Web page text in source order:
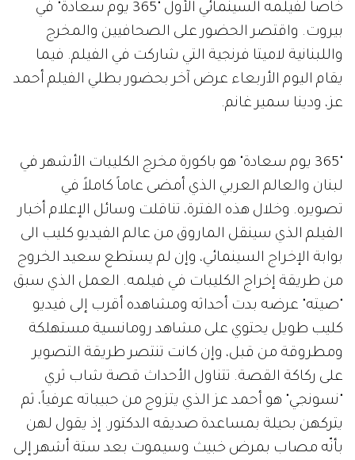
خاصاً لفيلمه السينمائي الأول "365 يوم سعادة" في
بيروت. واقتصر الحضور على الصحافيين والمخرج
واللبنانية لاميتا فرنجية التي شاركت في الفيلم. فيما
يقام اليوم الأربعاء عرض آخر بحضور بطلي الفيلم أحمد
عز، ودينا سمير غانم.
"365 يوم سعادة" هو باكورة مخرج الكليبات الأشهر في
لبنان والعالم العربي الذي أمضى عاماً كاملاً في
تصويره. وخلال هذه الفترة، تناقلت وسائل الإعلام أخبار
الفيلم الذي سينقل الماروق من عالم الفيديو كليب الى
بوابة الإخراج السينمائي، وإن لم يستطع سعيد الخروج
من طريقة إخراج الكليبات في فيلمه. العمل الذي سبق
"صيته" عرضه بدت أحداثه ومشاهده أقرب إلى فيديو
كليب طويل يحتوي على مشاهد رومانسية مستهلكة
ومطروقة من قبل، وإن كانت تنتصر طريقة التصوير
على ركاكة القصة. تتناول الأحداث قصة شاب ثري
"نسونجي" هو أحمد عز الذي يتزوج من حبيباته عرفياً، ثم
يتركهن بحيلة بمساعدة صديقه الدكتور. إذ يقول لهن
بأنّه مصاب بمرض خبيث وسيموت بعد ستة أشهر إلى